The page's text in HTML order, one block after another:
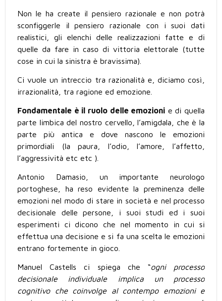
Non le ha create il pensiero razionale e non potrà
sconfiggerle il pensiero razionale con i suoi dati
realistici, gli elenchi delle realizzazioni fatte e di
quelle da fare in caso di vittoria elettorale (tutte
cose in cui la sinistra è bravissima).
Ci vuole un intreccio tra razionalità e, diciamo così,
irrazionalità, tra ragione ed emozione.
Fondamentale è il ruolo delle emozioni e di quella
parte limbica del nostro cervello, l’amigdala, che è la
parte più antica e dove nascono le emozioni
primordiali (la paura, l’odio, l’amore, l’affetto,
l’aggressività etc etc ).
Antonio Damasio, un importante neurologo
portoghese, ha reso evidente la preminenza delle
emozioni nel modo di stare in società e nel processo
decisionale delle persone, i suoi studi ed i suoi
esperimenti ci dicono che nel momento in cui si
effettua una decisione e si fa una scelta le emozioni
entrano fortemente in gioco.
Manuel Castells ci spiega che “ogni processo
decisionale individuale implica un processo
cognitivo che coinvolge al contempo emozioni e